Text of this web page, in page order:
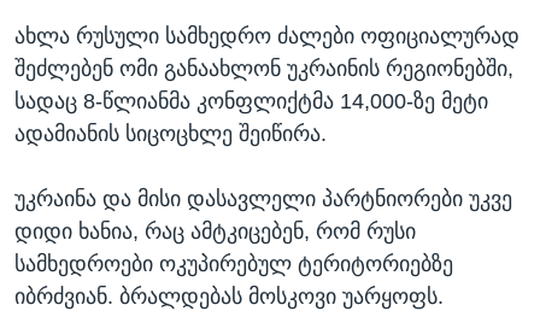
ახლა რუსული სამხედრო ძალები ოფიციალურად
შეძლებენ ომი განაახლონ უკრაინის რეგიონებში,
სადაც 8-წლიანმა კონფლიქტმა 14,000-ზე მეტი
ადამიანის სიცოცხლე შეიწირა.
უკრაინა და მისი დასავლელი პარტნიორები უკვე
დიდი ხანია, რაც ამტკიცებენ, რომ რუსი
სამხედროები ოკუპირებულ ტერიტორიებზე
იბრძვიან. ბრალდებას მოსკოვი უარყოფს.